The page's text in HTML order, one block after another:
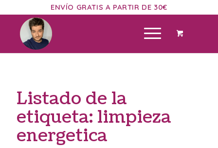
ENVÍO GRATIS A PARTIR DE 30€
Listado de la
etiqueta: limpieza
energetica